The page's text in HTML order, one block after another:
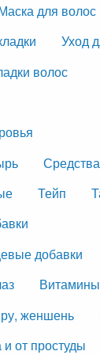
для волос
Уход
волос
Тейп
добавки
женшень
от простуды